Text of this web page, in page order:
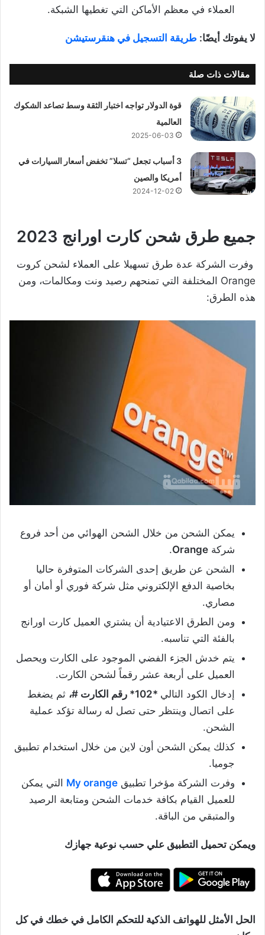
العملاء في معظم الأماكن التي تغطيها الشبكة.
لا يفوتك أيضًا: طريقة التسجيل في هنقرستيشن
مقالات ذات صلة
قوة الدولار تواجه اختبار الثقة وسط تصاعد الشكوك
العالمية
2025-06-03
3 أسباب تجعل “تسلا” تخفض أسعار السيارات في
أمريكا والصين
2024-12-02
جميع طرق شحن كارت اورانج 2023
وفرت الشركة عدة طرق تسهيلا على العملاء لشحن كروت
Orange المختلفة التي تمنحهم رصيد ونت ومكالمات، ومن
هذه الطرق:
يمكن الشحن من خلال الشحن الهوائي من أحد فروع
شركة Orange
.
الشحن عن طريق إحدى الشركات المتوفرة حاليا
بخاصية الدفع الإلكتروني مثل شركة فوري أو أمان أو
مصاري.
ومن الطرق الاعتيادية أن يشتري العميل كارت اورانج
بالفئة التي تناسبه.
يتم خدش الجزء الفضي الموجود على الكارت ويحصل
العميل على أربعة عشر رقماً لشحن الكارت.
إدخال الكود التالي *102* رقم الكارت #،
ثم يضغط
على اتصال وينتظر حتى تصل له رسالة تؤكد عملية
الشحن.
كذلك يمكن الشحن أون لاين من خلال استخدام تطبيق
جوميا.
وفرت الشركة مؤخرا تطبيق My orange التي يمكن
للعميل القيام بكافة خدمات الشحن ومتابعة الرصيد
والمتبقي من الباقة.
ويمكن تحميل التطبيق علي حسب نوعية جهازك
الحل الأمثل للهواتف الذكية للتحكم الكامل في خطك في كل